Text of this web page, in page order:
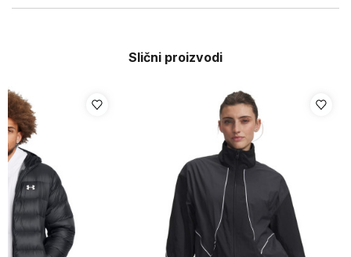
Slični proizvodi